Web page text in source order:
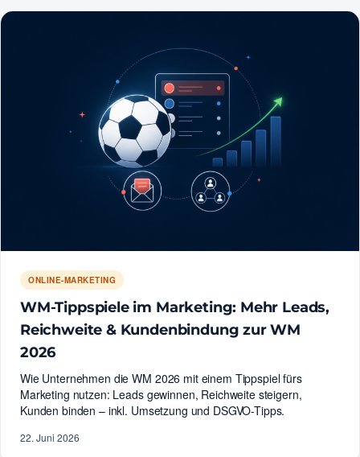
ONLINE-MARKETING
WM-Tippspiele im Marketing: Mehr Leads,
Reichweite & Kundenbindung zur WM
2026
Wie Unternehmen die WM 2026 mit einem Tippspiel fürs
Marketing nutzen: Leads gewinnen, Reichweite steigern,
Kunden binden – inkl. Umsetzung und DSGVO-Tipps.
22. Juni 2026